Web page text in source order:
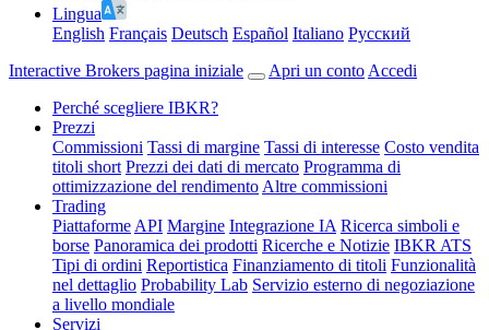
Lingua
English Français Deutsch Español Italiano Pусский
Interactive Brokers pagina iniziale
Apri un conto Accedi
Perché scegliere IBKR?
Prezzi
Commissioni Tassi di margine Tassi di interesse Costo vendita
titoli short Prezzi dei dati di mercato Programma di
ottimizzazione del rendimento Altre commissioni
Trading
Piattaforme API Margine Integrazione IA Ricerca simboli e
borse Panoramica dei prodotti Ricerche e Notizie IBKR ATS
Tipi di ordini Reportistica Finanziamento di titoli Funzionalità
nel dettaglio Probability Lab Servizio esterno di negoziazione
a livello mondiale
Servizi